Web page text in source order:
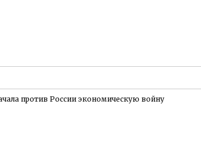
против России экономическую войну